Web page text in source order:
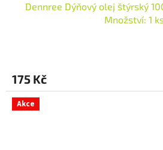
Dennree Dýňový olej štýrský
Množství: 1
175 Kč
Akce